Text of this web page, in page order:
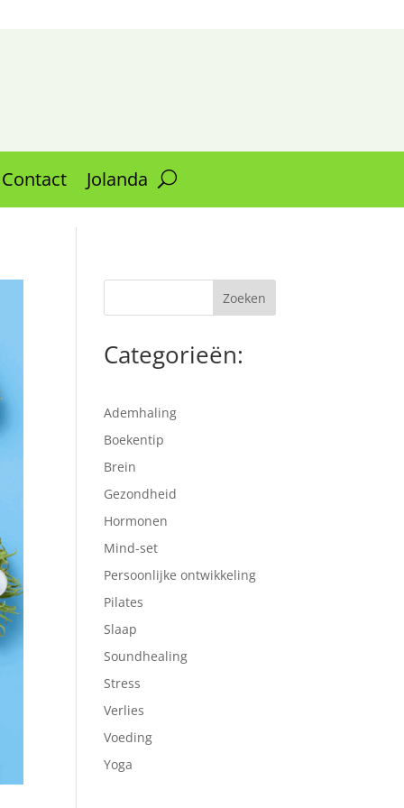
Contact Jolanda
Categorieën:
Ademhaling
Boekentip
Brein
Gezondheid
Hormonen
Mind-set
Persoonlijke ontwikkeling
Pilates
Slaap
Soundhealing
Stress
Verlies
Voeding
Yoga